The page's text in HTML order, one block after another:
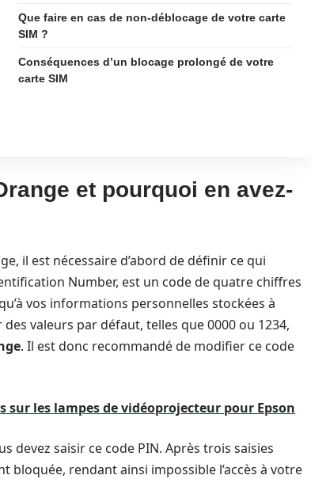
Que faire en cas de non-déblocage de votre carte
SIM ?
Conséquences d’un blocage prolongé de votre
carte SIM
et pourquoi en avez-
il est nécessaire d’abord de définir ce qui
Number, est un code de quatre chiffres
vos informations personnelles stockées à
valeurs par défaut, telles que 0000 ou 1234,
. Il est donc recommandé de modifier ce code
sur les lampes de vidéoprojecteur pour Epson
devez saisir ce code PIN. Après trois saisies
bloquée, rendant ainsi impossible l’accès à votre